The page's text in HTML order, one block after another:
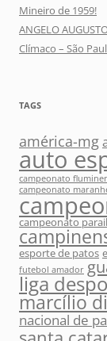
Mineiro de 1959!
ANGELO
Clímaco – São
TAGS
américa-mg
auto
campeonato
campeonato
campeonato
esporte de patos
futebol amador
liga
marcílio
nacional de